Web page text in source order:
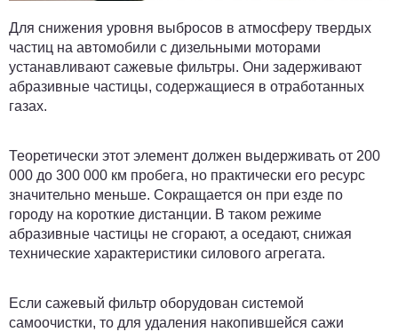
Для снижения уровня выбросов в атмосферу твердых
частиц на автомобили с дизельными моторами
устанавливают сажевые фильтры. Они задерживают
абразивные частицы, содержащиеся в отработанных
газах.
Теоретически этот элемент должен выдерживать от 200
000 до 300 000 км пробега, но практически его ресурс
значительно меньше. Сокращается он при езде по
городу на короткие дистанции. В таком режиме
абразивные частицы не сгорают, а оседают, снижая
технические характеристики силового агрегата.
Если сажевый фильтр оборудован системой
самоочистки, то для удаления накопившейся сажи